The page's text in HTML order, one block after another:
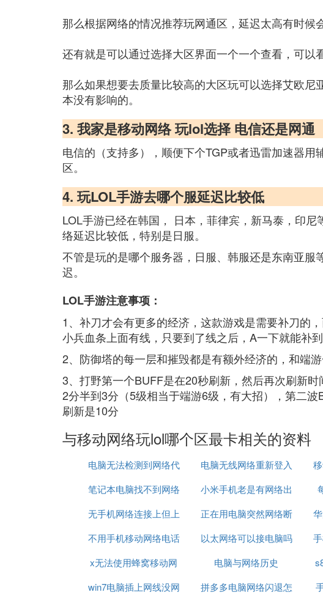
那么根据网络的情况推荐玩网通区，延迟太高有时候
还有就是可以通过选择大区界面一个一个查看，可以
那么如果想要去质量比较高的大区玩可以选择艾欧
本没有影响的。
3. 我家是移动网络 玩lol选择 电信还是网通
电信的（支持多），顺便下个TGP或者迅雷加速器
区。
4. 玩LOL手游去哪个服延迟比较低
LOL手游已经在韩国， 日本，菲律宾，新马泰，印
络延迟比较低，特别是日服。
不管是玩的是哪个服务器，日服、韩服还是东南亚
迟。
LOL手游注意事项：
1、补刀才会有更多的经济，这款游戏是需要补刀的
小兵血条上面有线，只要到了线之后，A一下就能补
2、防御塔的每一层和摧毁都是有额外经济的，和端
3、打野第一个BUFF是在20秒刷新，然后再次刷新
2分半到3分（5级相当于端游6级，有大招），第二
刷新是10分
与移动网络玩lol哪个区最卡相关的资料
电脑无法检测到网络代
理
电脑无线网络重新登入
笔记本电脑找不到网络
适配器怎么办
小米手机老是有网络出
现问题
无手机网络连接上但上
不了网
正在用电脑突然网络断
了
不用手机移动网络电话 以太网络可以接电脑吗
x无法使用蜂窝移动网
络设置
电脑与网络历史
win7电脑插上网线没网
拼多多电脑网络闪退怎